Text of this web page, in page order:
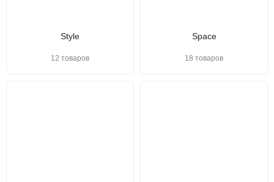
Style
12 товаров
Space
18 товаров